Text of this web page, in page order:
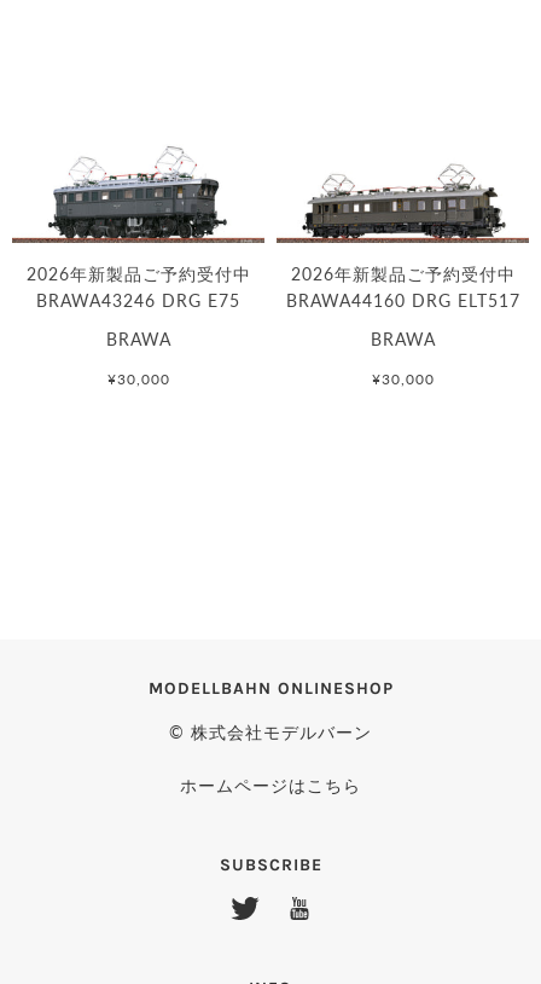
2026年新製品ご予約受付中
BRAWA43246 DRG E75
BRAWA
¥30,000
2026年新製品ご予約受付中
BRAWA44160 DRG ELT517
BRAWA
¥30,000
MODELLBAHN ONLINESHOP
© 株式会社モデルバーン
ホームページはこちら
SUBSCRIBE